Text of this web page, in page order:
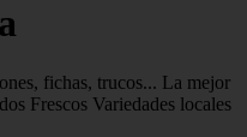
fichas, trucos... La mejor
Frescos Variedades locales